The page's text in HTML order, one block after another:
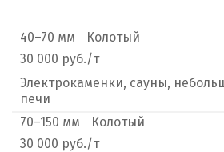
40–70 мм
Колотый
30 000 руб./т
Электрокаменки, сауны,
печи
70–150 мм
Колотый
30 000 руб./т